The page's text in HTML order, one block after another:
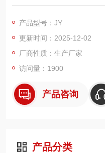
产品型号：JY
更新时间：2025-12-02
厂商性质：生产厂家
访问量：1900
产品咨询
产品分类